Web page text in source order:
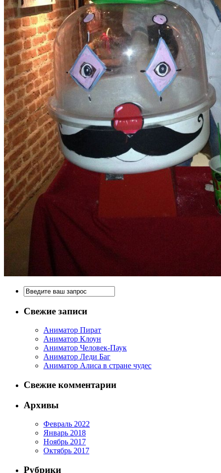
Свежие записи
Аниматор Пират
Аниматор Клоун
Аниматор Человек-Паук
Аниматор Леди Баг
Аниматор Алиса в стране чудес
Свежие комментарии
Архивы
Февраль 2022
Январь 2018
Ноябрь 2017
Октябрь 2017
Рубрики